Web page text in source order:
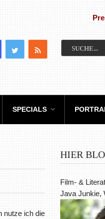
SPECIALS
nutze ich die
HIER
Film- &
Java Junkie,